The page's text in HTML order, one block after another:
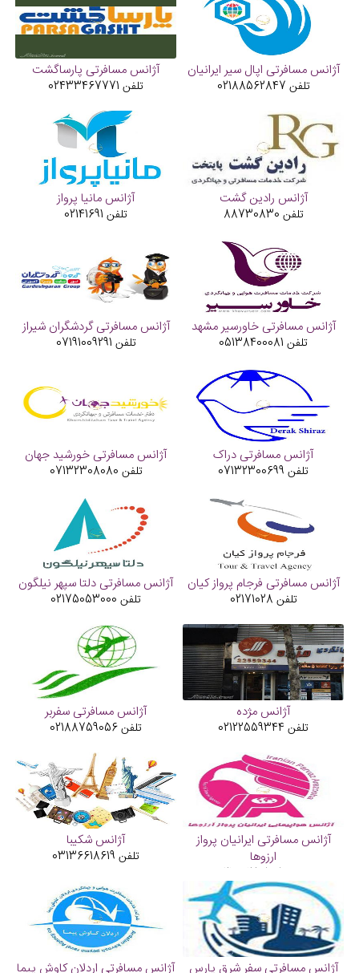
آژانس مسافرتی اپال سیر ایرانیان
تلفن 02188562847
آژانس مسافرتی پارساگشت
تلفن 02433467771
آژانس رادین گشت
تلفن 88730830
آژانس مانیا پرواز
تلفن 02141691
آژانس مسافرتی خاورسیر مشهد
تلفن 05138400081
آژانس مسافرتی گردشگران شیراز
تلفن 07191009291
آژانس مسافرتی دراک
تلفن 07132300699
آژانس مسافرتی خورشید جهان
تلفن 07132308080
آژانس مسافرتی فرجام پرواز کیان
تلفن 02171028
آژانس مسافرتی دلتا سپهر نیلگون
تلفن 02175053000
آژانس مژده
تلفن 02122559344
آژانس مسافرتی سفربر
تلفن02188759056
آژانس مسافرتی ایرانیان پرواز
ارزوها
02188174565
آژانس شکیبا
تلفن 03136618619
آژانس مسافرتی سفر شرق پارس آژانس مسافرتی اردلان کاوش پیما